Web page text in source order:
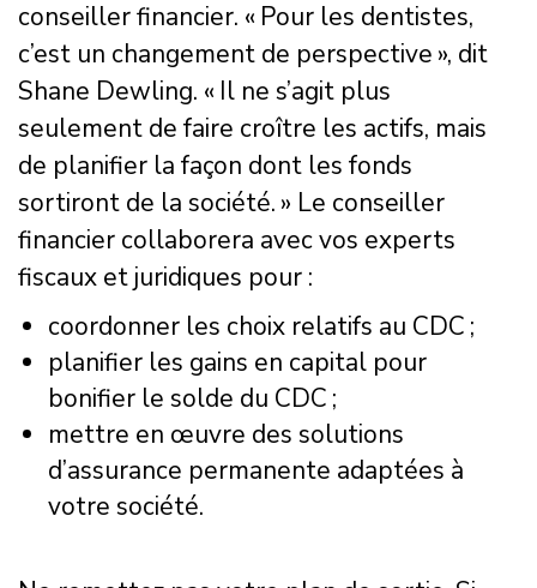
conseiller financier. « Pour les dentistes,
c’est un changement de perspective », dit
Shane Dewling. « Il ne s’agit plus
seulement de faire croître les actifs, mais
de planifier la façon dont les fonds
sortiront de la société. » Le conseiller
financier collaborera avec vos experts
fiscaux et juridiques pour :
coordonner les choix relatifs au CDC ;
planifier les gains en capital pour
bonifier le solde du CDC ;
mettre en œuvre des solutions
d’assurance permanente adaptées à
votre société.